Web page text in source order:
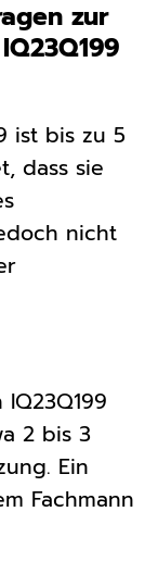
zur
ist bis zu 5
dass sie
nicht
2 bis 3
Ein
Fachmann